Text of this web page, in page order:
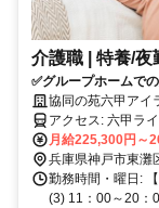
介護職 | 特養/夜
✅グループホーム
車通勤OK ✅アイラ
資格をお持ちの方
協同の苑六甲アイ
アクセス:
月給225,300円～
兵庫県神戸市東灘
勤務時間・曜日:
(3) 11：00～20：